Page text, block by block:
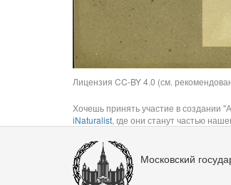
Лицензия CC-BY 4.0 (см.
Хочешь принять участие в создании
iNaturalist, где они станут частью
Московский